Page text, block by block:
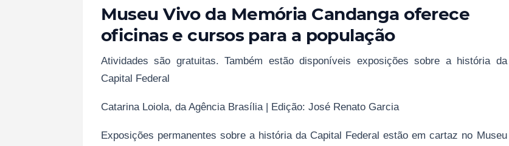
Museu Vivo da Memória Candanga oferece
oficinas e cursos para a população
Atividades são gratuitas. Também estão disponíveis exposições sobre a história da
Capital Federal
Catarina Loiola, da Agência Brasília | Edição: José Renato Garcia
Exposições permanentes sobre a história da Capital Federal estão em cartaz no Museu